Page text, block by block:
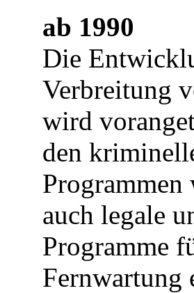
ab 1990
Die
Verbreitung
wird
den
Programmen
auch legale
Programme
Fernwartung